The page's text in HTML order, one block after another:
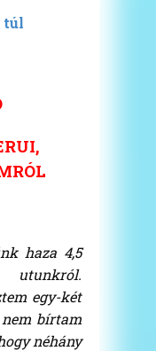
túl
haza 4,5
utunkról.
egy-két
bírtam
néhány